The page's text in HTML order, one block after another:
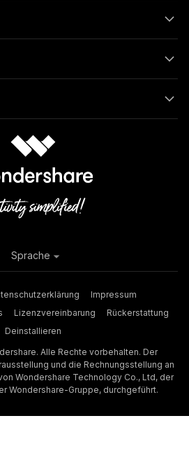
Impressum
Lizenzvereinbarung
Rückerstattung
Deinstallieren
Alle Rechte vorbehalten. Der
und die Rechnungsstellung an
Wondershare Technology Co., Ltd, der
Wondershare-Gruppe, durchgeführt.
Sprache